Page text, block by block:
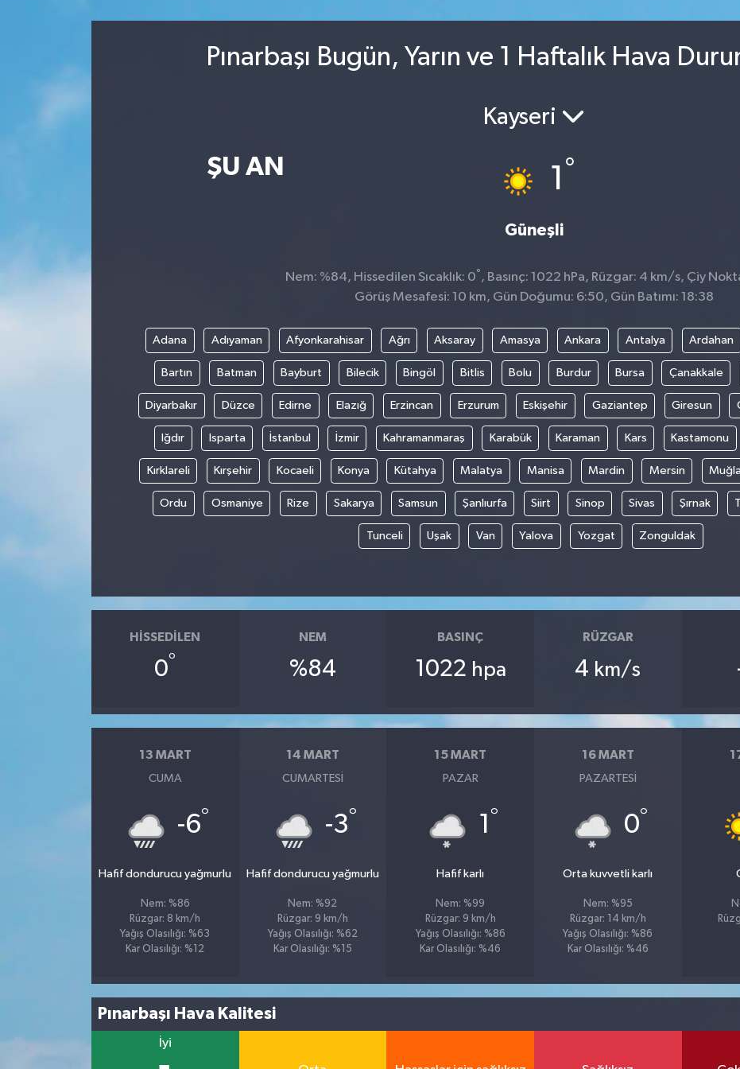
Pınarbaşı Bugün, Yarın ve 1 Haftalık Hava
ŞU AN
Kayseri
1 °
Güneşli
Nem: %84, Hissedilen Sıcaklık: 0° , Basınç: 1022 hPa, Rüzgar: 4 km/s, Çiy
Görüş Mesafesi: 10 km, Gün Doğumu: 6:50, Gün Batımı: 18:38
Adana Adıyaman Afyonkarahisar Ağrı Aksaray Amasya Ankara Antalya Ardahan
Bartın Batman Bayburt Bilecik Bingöl Bitlis Bolu Burdur Bursa Çanakkale
Diyarbakır Düzce Edirne Elazığ Erzincan Erzurum Eskişehir Gaziantep Giresun
Iğdır Isparta İstanbul İzmir Kahramanmaraş Karabük Karaman Kars Kastamonu
Kırklareli Kırşehir Kocaeli Konya Kütahya Malatya Manisa Mardin Mersin
Ordu Osmaniye Rize Sakarya Samsun Şanlıurfa Siirt Sinop Sivas Şırnak
Tunceli Uşak Van Yalova Yozgat Zonguldak
HISSEDILEN
0°
NEM
%84
BASINÇ
1022 hpa
RÜZGAR
4 km/s
13 MART
CUMA
-6°
Hafif dondurucu yağmurlu
Nem: %86
Rüzgar: 8 km/h
Yağış Olasılığı: %63
Kar Olasılığı: %12
14 MART
CUMARTESI
-3°
Hafif dondurucu yağmurlu
Nem: %92
Rüzgar: 9 km/h
Yağış Olasılığı: %62
Kar Olasılığı: %15
15 MART
PAZAR
1 °
Hafif karlı
Nem: %99
Rüzgar: 9 km/h
Yağış Olasılığı: %86
Kar Olasılığı: %46
16 MART
PAZARTESI
0°
Orta kuvvetli karlı
Nem: %95
Rüzgar: 14 km/h
Yağış Olasılığı: %86
Kar Olasılığı: %46
Pınarbaşı Hava Kalitesi
İyi